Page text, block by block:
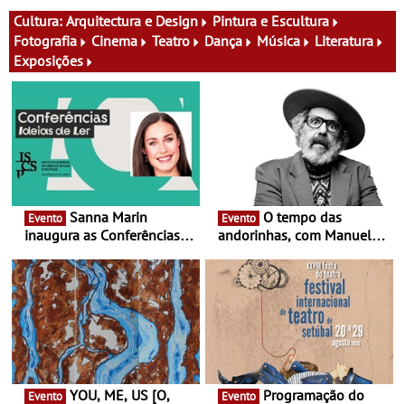
atividades para toda a
família e muito mais
Cultura: Arquitectura e Design
Pintura e Escultura
Fotografia
Cinema Teatro Dança Música
Literatura
Exposições
Evento
inaugura as Conferências
Antiga primeira-ministra da
Finlândia é a convidada da
primeira edição do novo
ciclo de debates dedicado
aos grandes temas do
nosso tempo
Evento
andorinhas, com Manuel
Atum - Concerto
performance na MAAT
Gallery a 3 de Setembro,
19:30
Evento Evento